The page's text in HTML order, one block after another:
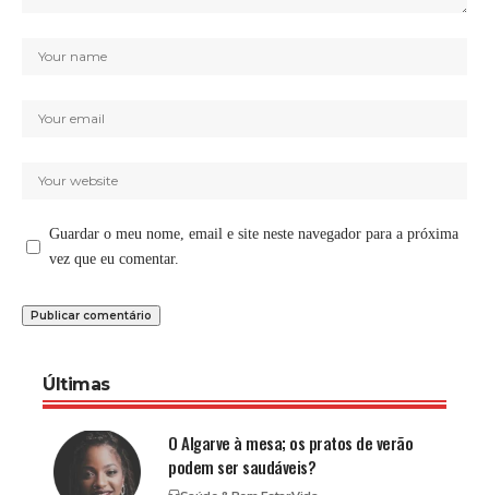
Guardar o meu nome, email e site neste navegador para a próxima
vez que eu comentar.
Últimas
O Algarve à mesa; os pratos de verão
podem ser saudáveis?